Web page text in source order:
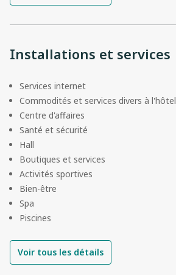
Installations et services
Services internet
Commodités et services divers à l'hôtel
Centre d'affaires
Santé et sécurité
Hall
Boutiques et services
Activités sportives
Bien-être
Spa
Piscines
Voir tous les détails